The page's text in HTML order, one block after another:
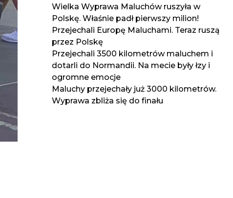
Wielka Wyprawa Maluchów ruszyła w
Polskę. Właśnie padł pierwszy milion!
Przejechali Europę Maluchami. Teraz ruszą
przez Polskę
Przejechali 3500 kilometrów maluchem i
dotarli do Normandii. Na mecie były łzy i
ogromne emocje
Maluchy przejechały już 3000 kilometrów.
Wyprawa zbliża się do finału